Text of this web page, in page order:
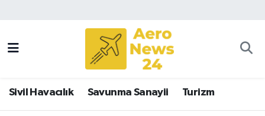
Sivil Havacılık Savunma Sanayii Turizm